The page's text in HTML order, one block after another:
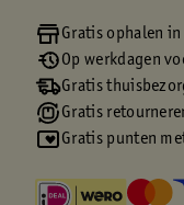
Gratis ophalen
Op werkdagen
Gratis
Gratis
Gratis punten